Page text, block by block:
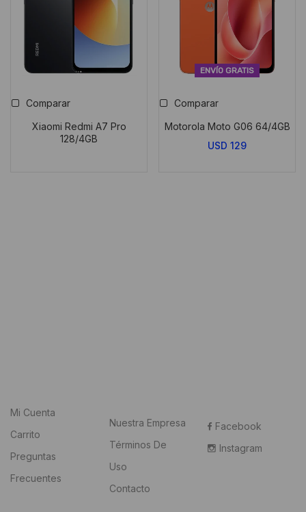
Comparar
Xiaomi Redmi A7 Pro
128/4GB
ENVÍO GRATIS
Comparar
Motorola Moto G06 64/4GB
USD 129
Mi Cuenta
Carrito
Preguntas
Frecuentes
Nuestra Empresa
Términos De
Uso
Contacto
Facebook
Instagram